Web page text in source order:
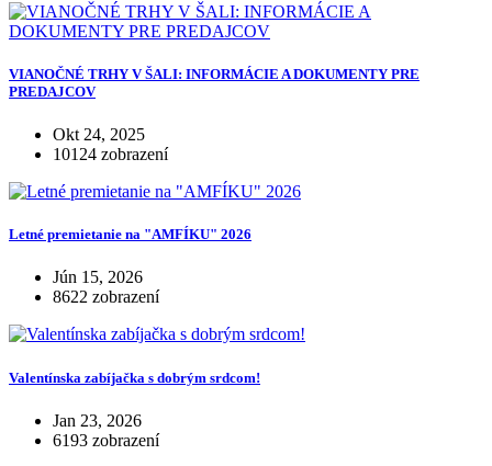
VIANOČNÉ TRHY V ŠALI: INFORMÁCIE A DOKUMENTY PRE
PREDAJCOV
Okt 24, 2025
10124 zobrazení
Letné premietanie na "AMFÍKU" 2026
Jún 15, 2026
8622 zobrazení
Valentínska zabíjačka s dobrým srdcom!
Jan 23, 2026
6193 zobrazení